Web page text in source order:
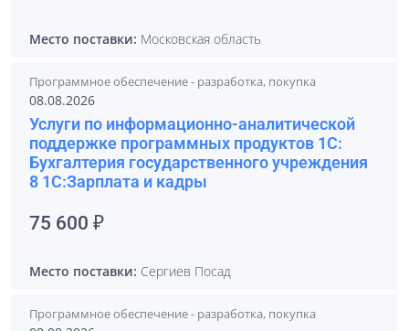
Место поставки: Московская область
Программное обеспечение - разработка, покупка
08.08.2026
Услуги по информационно-аналитической
поддержке программных продуктов 1С:
Бухгалтерия государственного учреждения
8 1С:Зарплата и кадры
75 600 ₽
Место поставки: Сергиев Посад
Программное обеспечение - разработка, покупка